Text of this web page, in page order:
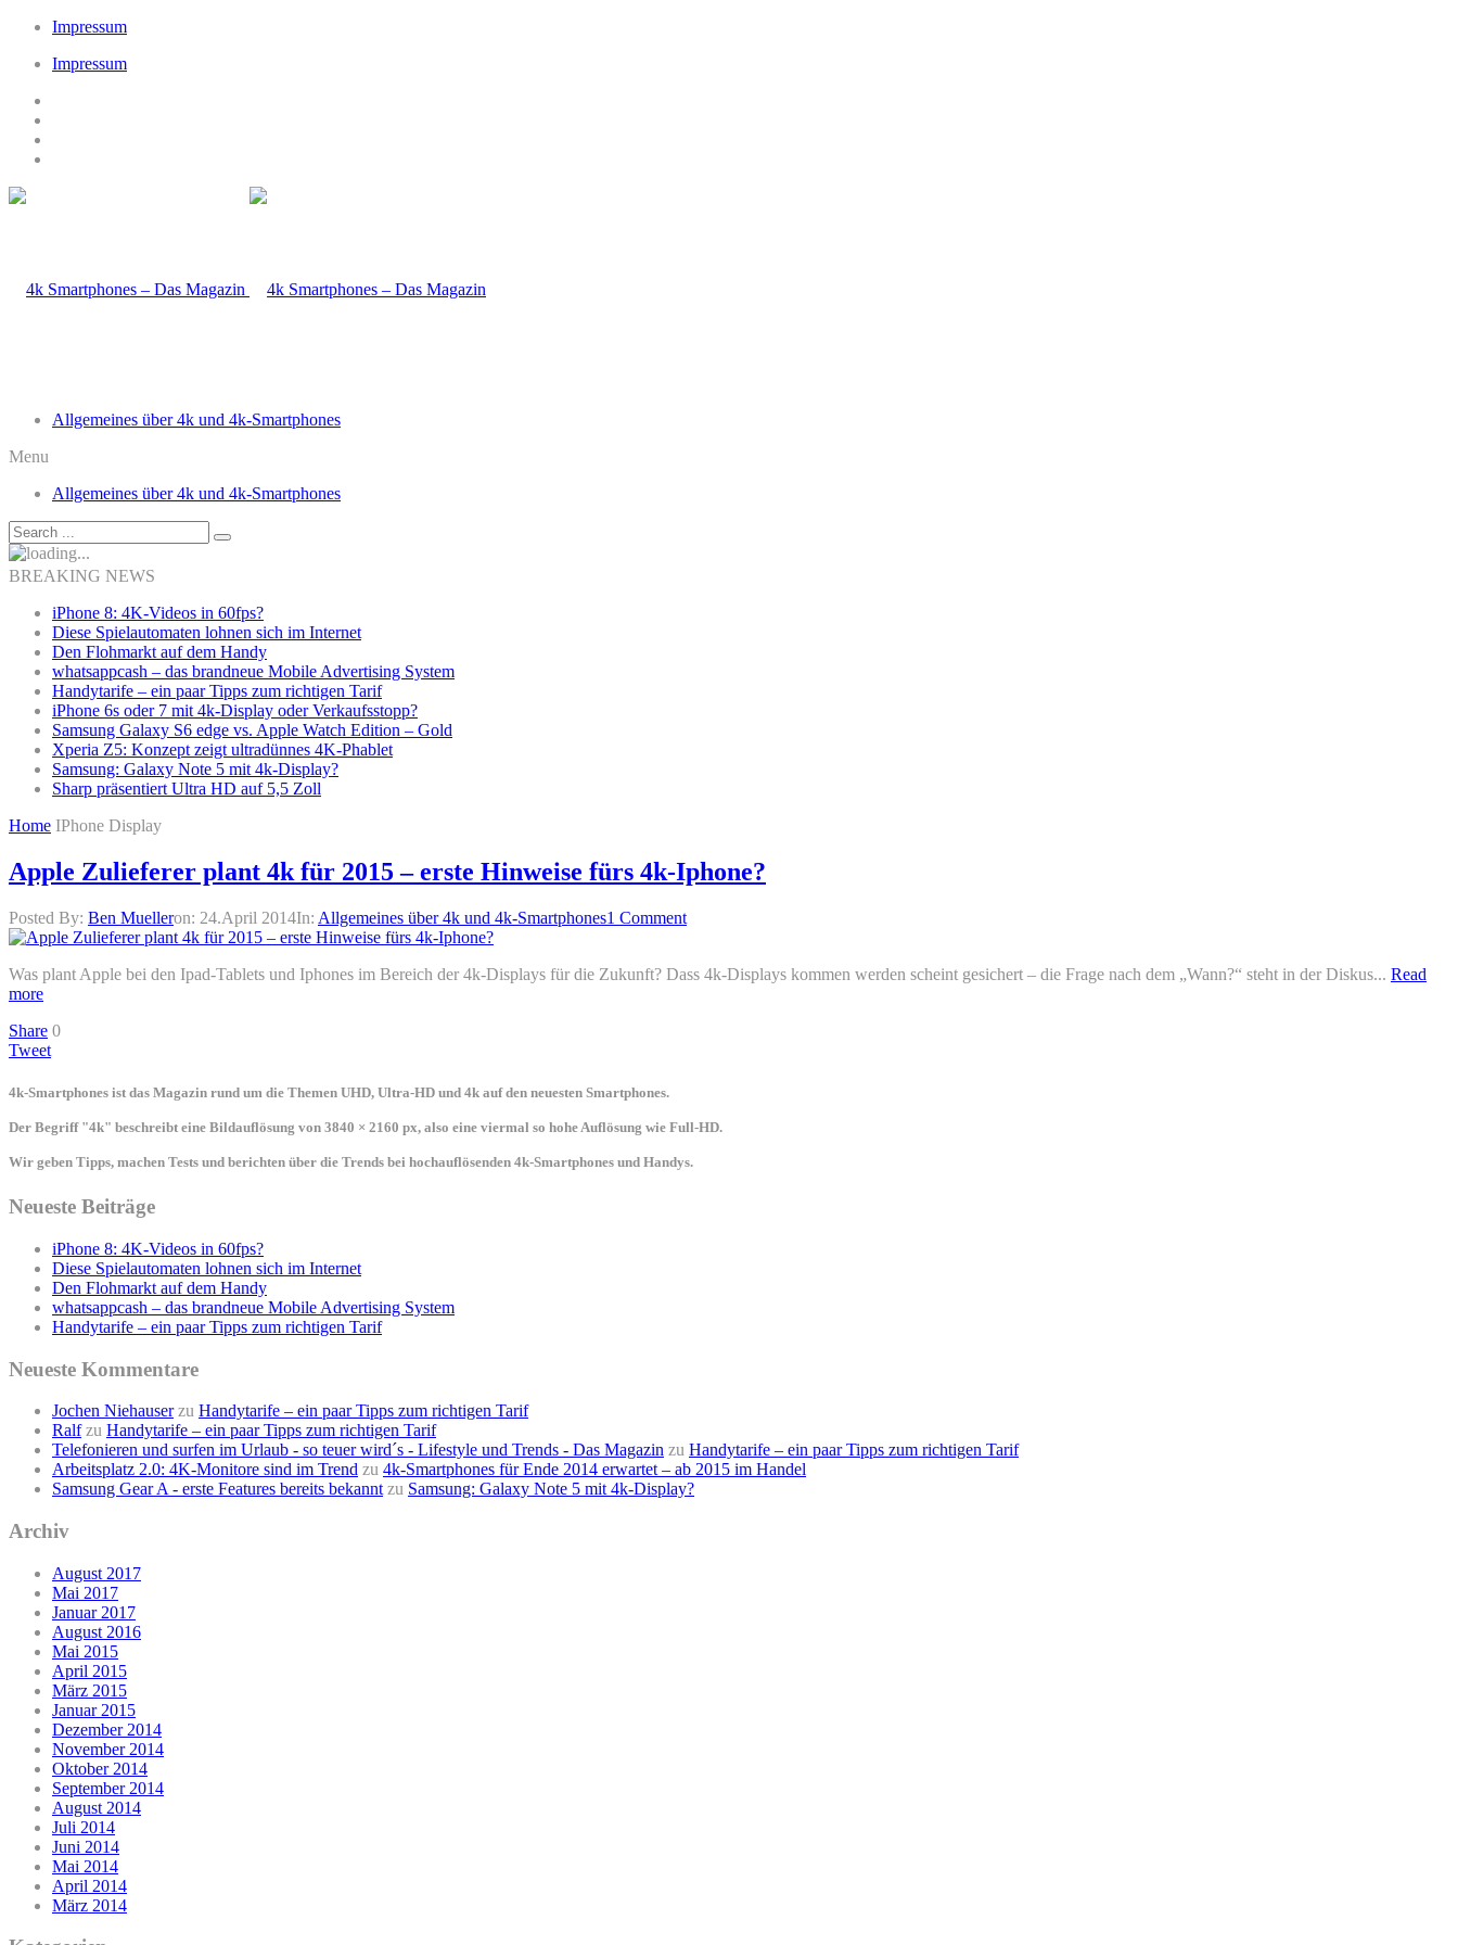
Impressum
Impressum
Allgemeines über 4k und 4k-Smartphones
Menu
Allgemeines über 4k und 4k-Smartphones
BREAKING NEWS
iPhone 8: 4K-Videos in 60fps?
Diese Spielautomaten lohnen sich im Internet
Den Flohmarkt auf dem Handy
whatsappcash – das brandneue Mobile Advertising System
Handytarife – ein paar Tipps zum richtigen Tarif
iPhone 6s oder 7 mit 4k-Display oder Verkaufsstopp?
Samsung Galaxy S6 edge vs. Apple Watch Edition – Gold
Xperia Z5: Konzept zeigt ultradünnes 4K-Phablet
Samsung: Galaxy Note 5 mit 4k-Display?
Sharp präsentiert Ultra HD auf 5,5 Zoll
Home IPhone Display
Apple Zulieferer plant 4k für 2015 – erste Hinweise fürs 4k-Iphone?
Posted By: Ben Muelleron: 24.April 2014In: Allgemeines über 4k und 4k-Smartphones1 Comment
Was plant Apple bei den Ipad-Tablets und Iphones im Bereich der 4k-Displays für die Zukunft? Dass 4k-Displays kommen werden scheint gesichert – die Frage nach dem „Wann?“ steht in der Diskus... Read
more
Share 0
Tweet
4k-Smartphones ist das Magazin rund um die Themen UHD, Ultra-HD und 4k auf den neuesten Smartphones.
Der Begriff "4k" beschreibt eine Bildauflösung von 3840 × 2160 px, also eine viermal so hohe Auflösung wie Full-HD.
Wir geben Tipps, machen Tests und berichten über die Trends bei hochauflösenden 4k-Smartphones und Handys.
Neueste Beiträge
iPhone 8: 4K-Videos in 60fps?
Diese Spielautomaten lohnen sich im Internet
Den Flohmarkt auf dem Handy
whatsappcash – das brandneue Mobile Advertising System
Handytarife – ein paar Tipps zum richtigen Tarif
Neueste Kommentare
Jochen Niehauserzu Handytarife – ein paar Tipps zum richtigen Tarif
Ralfzu Handytarife – ein paar Tipps zum richtigen Tarif
Telefonieren und surfen im Urlaub - so teuer wird´s - Lifestyle und Trends - Das Magazin zu Handytarife – ein paar Tipps zum richtigen Tarif
Arbeitsplatz 2.0: 4K-Monitore sind im Trend zu 4k-Smartphones für Ende 2014 erwartet – ab 2015 im Handel
Samsung Gear A - erste Features bereits bekannt zu Samsung: Galaxy Note 5 mit 4k-Display?
Archiv
August 2017
Mai 2017
Januar 2017
August 2016
Mai 2015
April 2015
März 2015
Januar 2015
Dezember 2014
November 2014
Oktober 2014
September 2014
August 2014
Juli 2014
Juni 2014
Mai 2014
April 2014
März 2014